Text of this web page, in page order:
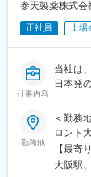
医師か
同行し
・医師
・医局
・開発
※営業
業先へ
参天製薬株式会
正社員 上
仕事内容
当社は
日本発
供し、
す。
■業務
日本お
勤務地
＜勤務
ロント
策：屋
ーク含
【最寄
大阪駅